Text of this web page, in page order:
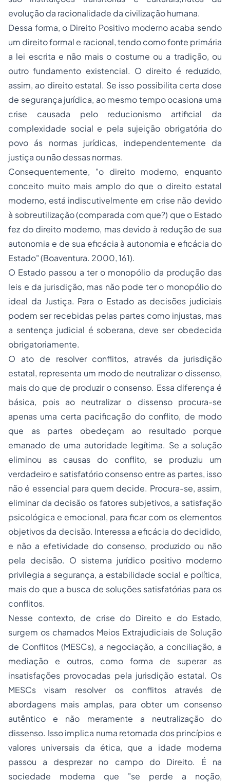
evolução da racionalidade da civilização humana.
Dessa forma, o Direito Positivo moderno acaba sendo
um direito formal e racional, tendo como fonte primária
a lei escrita e não mais o costume ou a tradição, ou
outro fundamento existencial. O direito é reduzido,
assim, ao direito estatal. Se isso possibilita certa dose
de segurança jurídica, ao mesmo tempo ocasiona uma
crise causada pelo reducionismo artificial da
complexidade social e pela sujeição obrigatória do
povo ás normas jurídicas, independentemente da
justiça ou não dessas normas.
Consequentemente, "o direito moderno, enquanto
conceito muito mais amplo do que o direito estatal
moderno, está indiscutivelmente em crise não devido
à sobreutilização (comparada com que?) que o Estado
fez do direito moderno, mas devido à redução de sua
autonomia e de sua eficácia à autonomia e eficácia do
Estado" (Boaventura. 2000, 161).
O Estado passou a ter o monopólio da produção das
leis e da jurisdição, mas não pode ter o monopólio do
ideal da Justiça. Para o Estado as decisões judiciais
podem ser recebidas pelas partes como injustas, mas
a sentença judicial é soberana, deve ser obedecida
obrigatoriamente.
O ato de resolver conflitos, através da jurisdição
estatal, representa um modo de neutralizar o dissenso,
mais do que de produzir o consenso. Essa diferença é
básica, pois ao neutralizar o dissenso procura-se
apenas uma certa pacificação do conflito, de modo
que as partes obedeçam ao resultado porque
emanado de uma autoridade legítima. Se a solução
eliminou as causas do conflito, se produziu um
verdadeiro e satisfatório consenso entre as partes, isso
não é essencial para quem decide. Procura-se, assim,
eliminar da decisão os fatores subjetivos, a satisfação
psicológica e emocional, para ficar com os elementos
objetivos da decisão. Interessa a eficácia do decidido,
e não a efetividade do consenso, produzido ou não
pela decisão. O sistema jurídico positivo moderno
privilegia a segurança, a estabilidade social e política,
mais do que a busca de soluções satisfatórias para os
conflitos.
Nesse contexto, de crise do Direito e do Estado,
surgem os chamados Meios Extrajudiciais de Solução
de Conflitos (MESCs), a negociação, a conciliação, a
mediação e outros, como forma de superar as
insatisfações provocadas pela jurisdição estatal. Os
MESCs visam resolver os conflitos através de
abordagens mais amplas, para obter um consenso
autêntico e não meramente a neutralização do
dissenso. Isso implica numa retomada dos princípios e
valores universais da ética, que a idade moderna
passou a desprezar no campo do Direito. É na
sociedade moderna que "se perde a noção,